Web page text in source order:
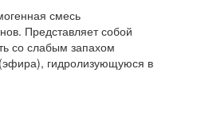
смесь
Представляет собой
со слабым запахом
гидролизующуюся в